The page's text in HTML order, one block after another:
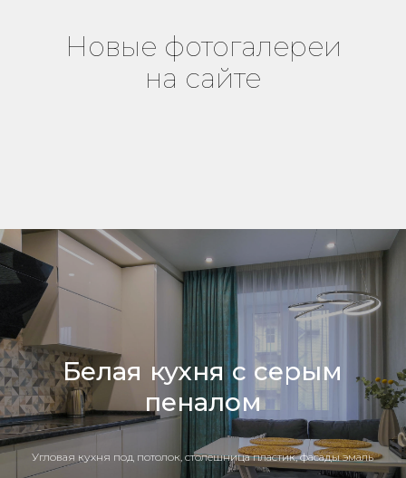
Новые фотогалереи
на сайте
Белая кухня с серым
пеналом
Угловая кухня под потолок, столешница пластик, фасады эмаль